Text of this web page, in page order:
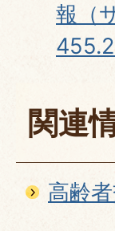
報（
関連
高齢